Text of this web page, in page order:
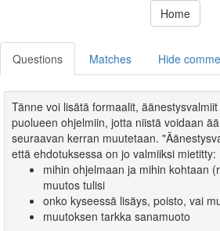
Home
Questions Matches Hide
Tänne voi lisätä formaalit,
puolueen ohjelmiin, jotta niistä voidaan
seuraavan kerran muutetaan.
että ehdotuksessa on jo valmiiksi mietitty:
mihin ohjelmaan ja mihin kohtaan
muutos tulisi
onko kyseessä lisäys, poisto, vai
muutoksen tarkka sanamuoto